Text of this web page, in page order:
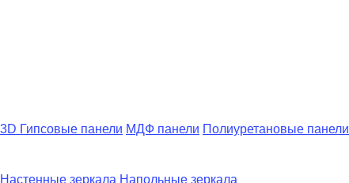
3D Гипсовые панели МДФ панели Полиуретановые панели
Настенные зеркала Напольные зеркала